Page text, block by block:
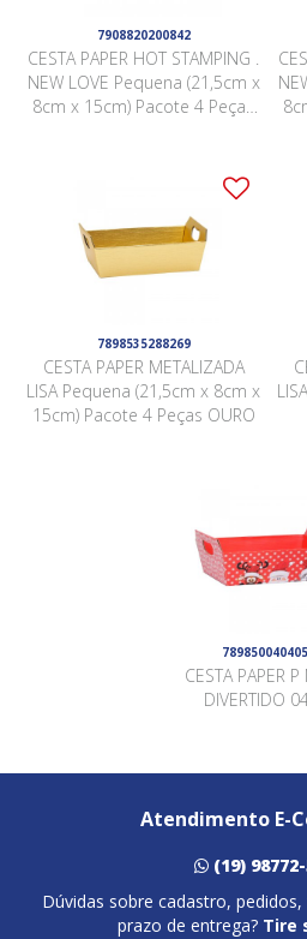
7908820200842
CESTA PAPER HOT STAMPING .
NEW LOVE Pequena (21,5cm x
8cm x 15cm) Pacote 4 Peças
7898535288269
CESTA PAPER METALIZADA
LISA Pequena (21,5cm x 8cm x
15cm) Pacote 4 Peças OURO
CESTA PAPER P
DIVERTIDO
Atendimento E-
(19)
Dúvidas sobre cadastro,
prazo de entrega? Tire